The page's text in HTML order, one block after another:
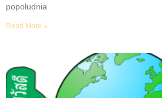
popołudnia
Read More »